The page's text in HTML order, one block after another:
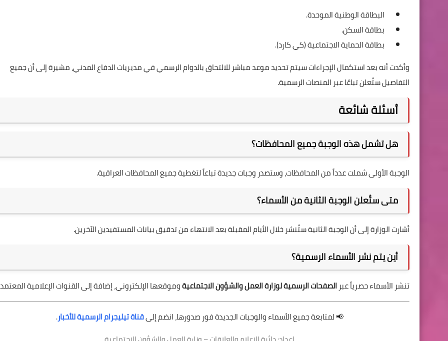
البطاقة الوطنية الموحدة.
بطاقة السكن.
بطاقة الحماية الاجتماعية (كي كارد).
وأكدت أنه بعد استكمال الإجراءات سيتم تحديد موعد مباشر للالتحاق بالدوام الرسمي في مديريات الدفاع المدني، مشيرة إلى أن جميع
التفاصيل ستُعلن تباعًا عبر المنصات الرسمية.
أسئلة شائعة
هل تشمل هذه الوجبة جميع المحافظات؟
الوجبة الأولى شملت عدداً من المحافظات، وستصدر وجبات جديدة تباعاً لتغطية جميع المحافظات العراقية.
متى ستُعلن الوجبة الثانية من الأسماء؟
أشارت الوزارة إلى أن الوجبة الثانية ستُنشر خلال الأيام المقبلة بعد الانتهاء من تدقيق بيانات المستفيدين الآخرين.
أين يتم نشر الأسماء الرسمية؟
تنشر الأسماء حصرياً عبر الصفحات الرسمية لوزارة العمل والشؤون الاجتماعيةوموقعها الإلكتروني، إضافة إلى القنوات الإعلامية
📢 لمتابعة جميع الأسماء والوجبات الجديدة فور صدورها، انضم إلىقناة تيليجرام الرسمية للأخبار.